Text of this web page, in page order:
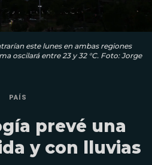
este lunes en ambas regiones
oscilará entre 23 y 32 °C. Foto: Jorge
PAÍS
prevé una
y con lluvias